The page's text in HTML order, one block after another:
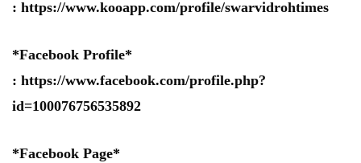
: https://www.kooapp.com/profile/swarvidrohtimes
*Facebook Profile*
: https://www.facebook.com/profile.php?
id=100076756535892
*Facebook Page*